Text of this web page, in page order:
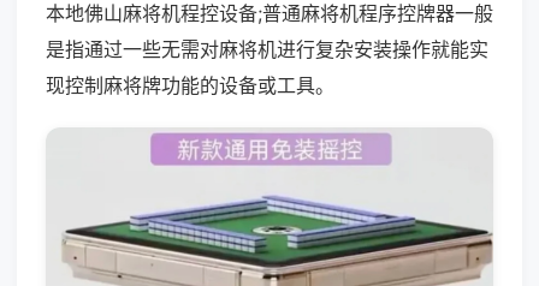
本地佛山麻将机程控设备;普通麻将机程序控牌器一般
是指通过一些无需对麻将机进行复杂安装操作就能实
现控制麻将牌功能的设备或工具。